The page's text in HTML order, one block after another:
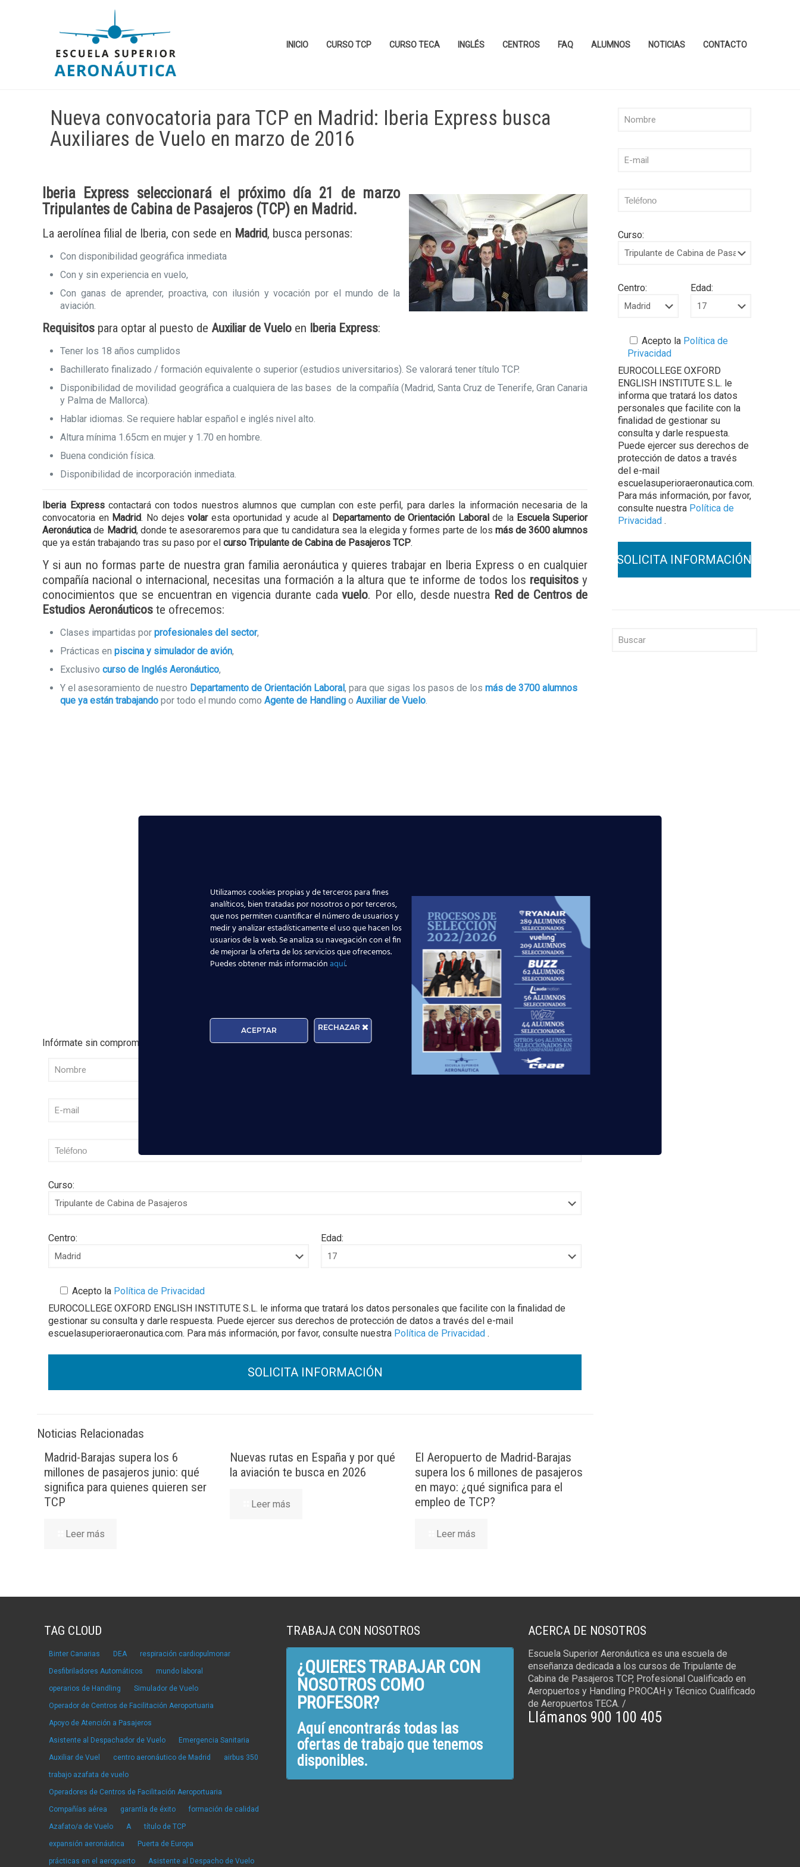
INICIO CURSO TCP CURSO TECA INGLÉS CENTROS FAQ ALUMNOS NOTICIAS CONTACTO
Nueva convocatoria para TCP en Madrid: Iberia Express busca
Auxiliares de Vuelo en marzo de 2016
Iberia Express seleccionará el próximo día 21 de marzo
Tripulantes de Cabina de Pasajeros (TCP) en Madrid.
La aerolínea filial de Iberia, con sede en Madrid, busca personas:
Con disponibilidad geográfica inmediata
Con y sin experiencia en vuelo,
Con ganas de aprender, proactiva, con ilusión y vocación por el mundo de la
aviación.
Requisitos para optar al puesto de Auxiliar de Vuelo en Iberia Express:
Tener los 18 años cumplidos
Bachillerato finalizado / formación equivalente o superior (estudios universitarios). Se valorará tener título TCP.
Disponibilidad de movilidad geográfica a cualquiera de las bases de la compañía (Madrid, Santa Cruz de Tenerife, Gran Canaria
y Palma de Mallorca).
Hablar idiomas. Se requiere hablar español e inglés nivel alto.
Altura mínima 1.65cm en mujer y 1.70 en hombre.
Buena condición física.
Disponibilidad de incorporación inmediata.
Iberia Expresscontactará con todos nuestros alumnos que cumplan con este perfil, para darles la información necesaria de la
convocatoria en Madrid. No dejesvolaresta oportunidad y acude al Departamento de Orientación Laboralde la Escuela Superior
Aeronáutica de Madrid, donde te asesoraremos para que tu candidatura sea la elegida y formes parte de los más de 3600 alumnos
que ya están trabajando tras su paso por elcurso Tripulante de Cabina de Pasajeros TCP.
Y si aun no formas parte de nuestra gran familia aeronáutica y quieres trabajar en Iberia Express o en cualquier
compañía nacional o internacional, necesitas una formación a la altura que te informe de todos los requisitos y
conocimientos que se encuentran en vigencia durante cadavuelo. Por ello, desde nuestra Red de Centros de
Estudios Aeronáuticos te ofrecemos:
Clases impartidas porprofesionales del sector,
Prácticas enpiscina y simulador de avión,
Exclusivocurso de Inglés Aeronáutico,
Y el asesoramiento de nuestro Departamento de Orientación Laboral, para que sigas los pasos de losmás de 3700 alumnos
que ya están trabajando por todo el mundo comoAgente de Handling oAuxiliar de Vuelo.
Infórmate sin compromiso, ¡y encuentra tutrabajoen los cielos de todo el mundo!
Curso:
Centro: Edad:
Acepto la Política de Privacidad
EUROCOLLEGE OXFORD ENGLISH INSTITUTE S.L. le informa que tratará los datos personales que facilite con la finalidad de
gestionar su consulta y darle respuesta. Puede ejercer sus derechos de protección de datos a través del e-mail
escuelasuperioraeronautica.com. Para más información, por favor, consulte nuestra Política de Privacidad.
Noticias Relacionadas
Madrid-Barajas supera los 6
millones de pasajeros junio: qué
significa para quienes quieren ser
TCP
Leer más
Nuevas rutas en España y por qué
la aviación te busca en 2026
Leer más
El Aeropuerto de Madrid-Barajas
supera los 6 millones de pasajeros
en mayo: ¿qué significa para el
empleo de TCP?
Leer más
Curso:
Centro: Edad:
Acepto laPolítica de
Privacidad
EUROCOLLEGE OXFORD
ENGLISH INSTITUTE S.L. le
informa que tratará los datos
personales que facilite con la
finalidad de gestionar su
consulta y darle respuesta.
Puede ejercer sus derechos de
protección de datos a través
del e-mail
escuelasuperioraeronautica.com.
Para más información, por favor,
consulte nuestra Política de
Privacidad .
TAG CLOUD
Binter Canarias DEA respiración cardiopulmonar
Desfibriladores Automáticos mundo laboral
operarios de Handling Simulador de Vuelo
Operador de Centros de Facilitación Aeroportuaria
Apoyo de Atención a Pasajeros
Asistente al Despachador de Vuelo Emergencia Sanitaria
Auxiliar de Vuel centro aeronáutico de Madrid airbus 350
trabajo azafata de vuelo
Operadores de Centros de Facilitación Aeroportuaria
Compañías aérea garantía de éxito formación de calidad
Azafato/a de Vuelo A título de TCP
expansión aeronáutica Puerta de Europa
prácticas en el aeropuerto Asistente al Despacho de Vuelo
TRABAJA CON NOSOTROS
¿QUIERES TRABAJAR CON
NOSOTROS COMO
PROFESOR?
Aquí encontrarás todas las
ofertas de trabajo que tenemos
disponibles.
ACERCA DE NOSOTROS
Escuela Superior Aeronáutica es una escuela de
enseñanza dedicada a los cursos de Tripulante de
Cabina de Pasajeros TCP, Profesional Cualificado en
Aeropuertos y Handling PROCAH y Técnico Cualificado
de Aeropuertos TECA. /
Llámanos 900 100 405
Utilizamos cookies propias y de terceros para fines
analíticos, bien tratadas por nosotros o por terceros,
que nos permiten cuantificar el número de usuarios y
medir y analizar estadísticamente el uso que hacen los
usuarios de la web. Se analiza su navegación con el fin
de mejorar la oferta de los servicios que ofrecemos.
Puedes obtener más informaciónaquí.
ACEPTAR RECHAZAR